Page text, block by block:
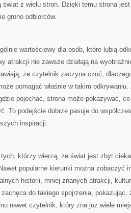
świat z wielu stron. Dzięki temu strona
grono odbiorców.
wartościowy dla osób, które lubią
atrakcji nie zawsze działają na
że czytelnik zaczyna czuć,
pomagać właśnie w takim
pojechać, strona może pokazywać,
To podejście dobrze pasuje do
inspiracji.
którzy wierzą, że świat jest zbyt
popularne kierunki można zobaczyć
historii, mniej znanych atrakcji,
do takiego spojrzenia, pokazując,
nawet czytelnik, który zna już wiele